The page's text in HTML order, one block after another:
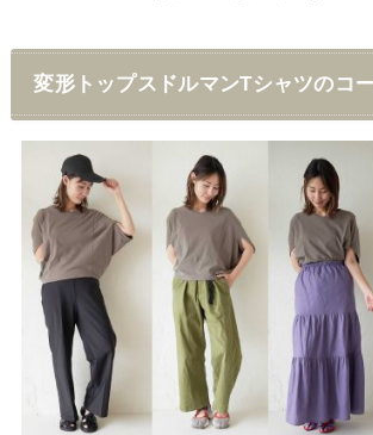
変形トップスドルマンTシャツのコ